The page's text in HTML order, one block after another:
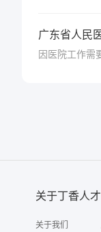
广东省人民
因医院工作需
关于丁香人才
关于我们